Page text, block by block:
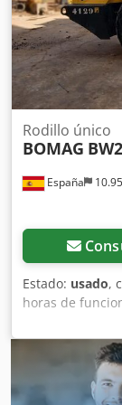
España
Rodillo único
BOMAG
Estado: usado,
horas de
2021 Peso en
230 x 299 cm
Ubicación:
usado, de
D5 . Se trata